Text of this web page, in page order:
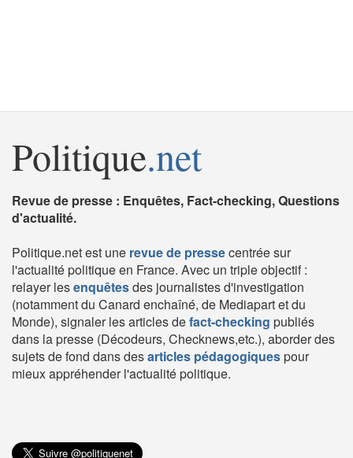
Politique.net
Revue de presse : Enquêtes, Fact-checking, Questions
d'actualité.
Politique.net est une revue de pressecentrée sur
l'actualité politique en France. Avec un triple objectif :
relayer lesenquêtesdes journalistes d'investigation
(notamment du Canard enchaîné, de Mediapart et du
Monde), signaler les articles defact-checking publiés
dans la presse (Décodeurs, Checknews,etc.), aborder des
sujets de fond dans desarticles pédagogiquespour
mieux appréhender l'actualité politique.